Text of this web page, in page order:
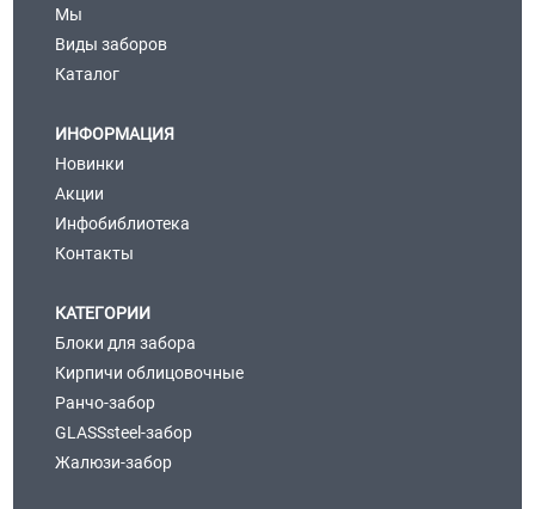
Мы
Виды заборов
Каталог
ИНФОРМАЦИЯ
Новинки
Акции
Инфобиблиотека
Контакты
КАТЕГОРИИ
Блоки для забора
Кирпичи облицовочные
Ранчо-забор
GLASSsteel-забор
Жалюзи-забор